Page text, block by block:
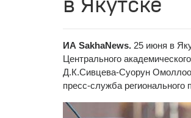
в Якутске
ИА SakhaNews. 25 июня в
Центрального
Д.К.Сивцева-Суорун
пресс-служба регионального